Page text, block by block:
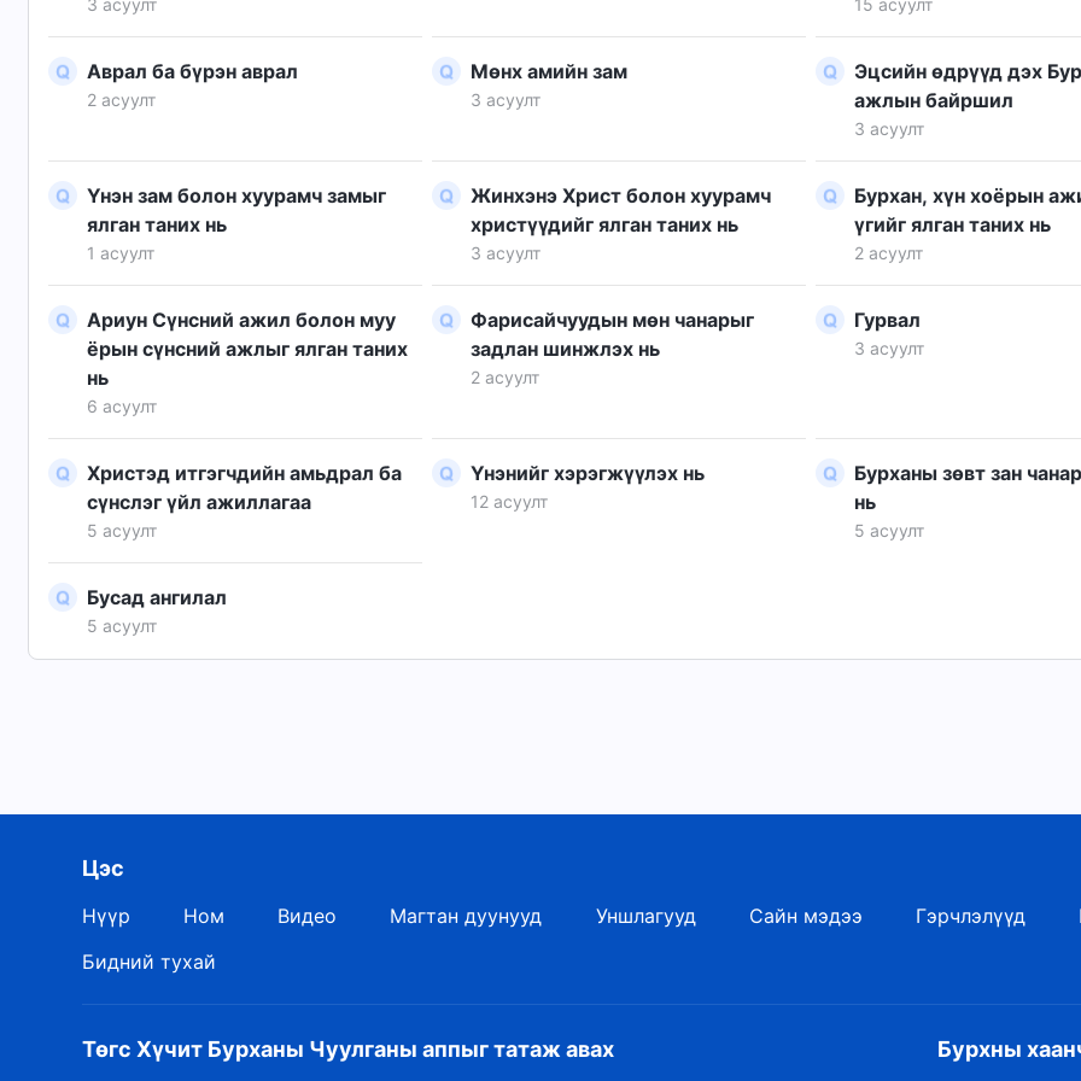
3 асуулт 15 асуулт
Аврал ба бүрэн аврал
2 асуулт
Мөнх амийн зам
3 асуулт
Эцсийн өдрүүд дэх
ажлын байршил
3 асуулт
Үнэн зам болон хуурамч замыг
ялган таних нь
1 асуулт
Жинхэнэ Христ болон хуурамч
христүүдийг ялган таних нь
3 асуулт
Бурхан, хүн хоёрын
үгийг ялган таних нь
2 асуулт
Ариун Сүнсний ажил болон муу
ёрын сүнсний ажлыг ялган таних
нь
6 асуулт
Фарисайчуудын мөн чанарыг
задлан шинжлэх нь
2 асуулт
Гурвал
3 асуулт
Христэд итгэгчдийн амьдрал ба
сүнслэг үйл ажиллагаа
5 асуулт
Үнэнийг хэрэгжүүлэх нь
12 асуулт
Бурханы зөвт зан
нь
5 асуулт
Бусад ангилал
5 асуулт
Цэс
Нүүр Ном Видео Магтан дуунууд Уншлагууд Сайн мэдээ Гэрчлэлүүд
Бидний тухай
Төгс Хүчит Бурханы Чуулганы аппыг татаж авах Бурхны